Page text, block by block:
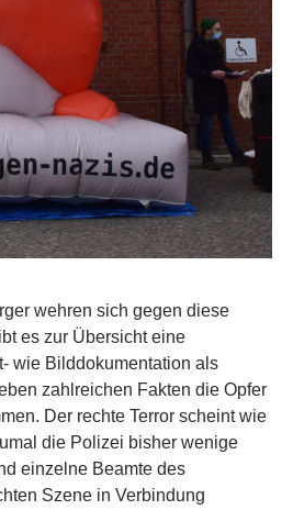
wehren sich gegen diese
es zur Übersicht eine
wie Bilddokumentation als
zahlreichen Fakten die Opfer
Der rechte Terror scheint wie
die Polizei bisher wenige
einzelne Beamte des
Szene in Verbindung